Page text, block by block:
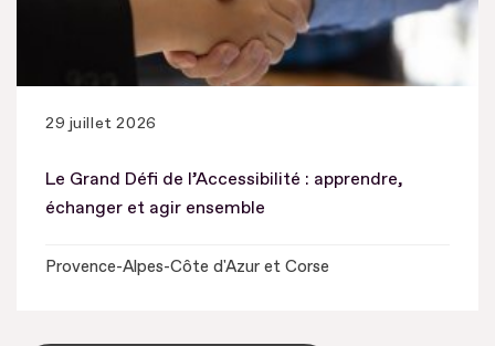
29 juillet 2026
Le Grand Défi de l’Accessibilité : apprendre,
échanger et agir ensemble
Provence-Alpes-Côte d'Azur et Corse